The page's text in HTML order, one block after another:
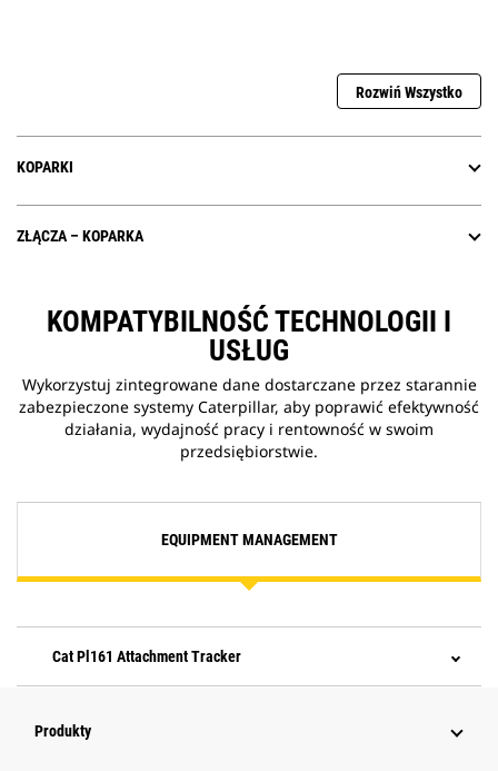
Rozwiń Wszystko
KOPARKI
ZŁĄCZA – KOPARKA
KOMPATYBILNOŚĆ TECHNOLOGII I
USŁUG
Wykorzystuj zintegrowane dane dostarczane przez starannie
zabezpieczone systemy Caterpillar, aby poprawić efektywność
działania, wydajność pracy i rentowność w swoim
przedsiębiorstwie.
EQUIPMENT MANAGEMENT
Cat Pl161 Attachment Tracker
Produkty